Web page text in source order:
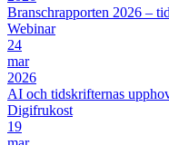
Branschrapporten 2026 –
Webinar
24
mar
2026
AI och tidskrifternas
Digifrukost
19